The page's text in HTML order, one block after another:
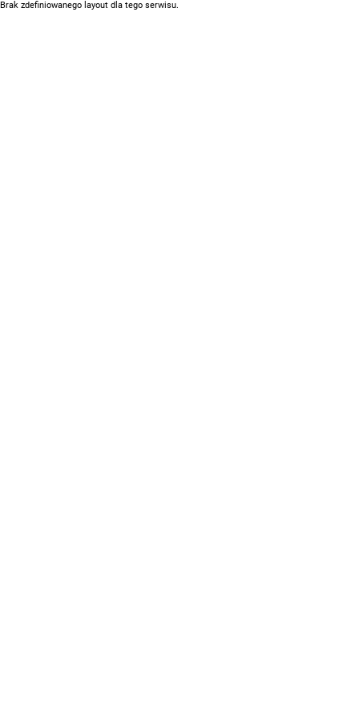
Brak zdefiniowanego layout dla tego serwisu.